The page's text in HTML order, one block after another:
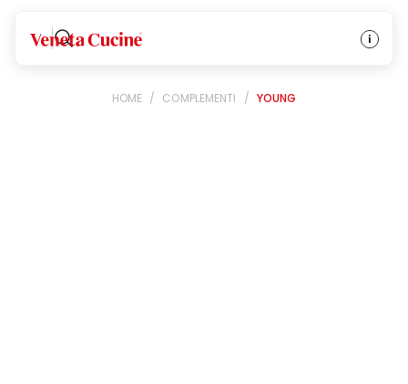
Veneta Cucine
HOME / COMPLEMENTI / YOUNG